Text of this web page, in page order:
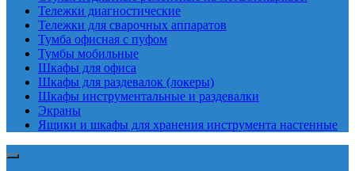
Тележки диагностические
Тележки для сварочных аппаратов
Тумба офисная с пуфом
Тумбы мобильные
Шкафы для офиса
Шкафы для раздевалок (локеры)
Шкафы инструментальные и раздевалки
Экраны
Ящики и шкафы для хранения инструмента настенные